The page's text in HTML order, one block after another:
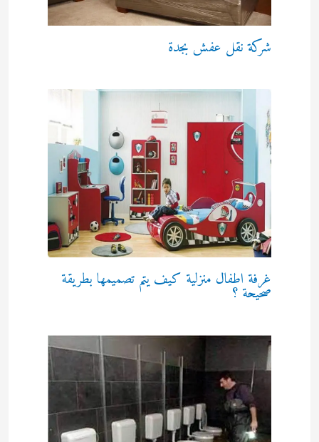
شركة نقل عفش بجدة
غرفة اطفال منزلية كيف يتم تصميمها بطريقة
صحيحة ؟